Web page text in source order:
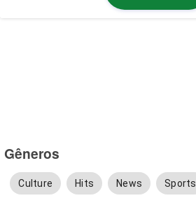
Gêneros
Culture Hits News Sports